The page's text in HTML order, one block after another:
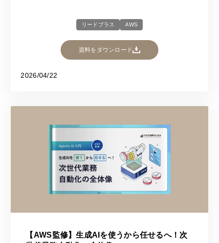
リードプラス AWS
資料をダウンロード
2026/04/22
【AWS監修】生成AIを使うから任せるへ！次